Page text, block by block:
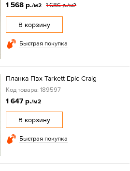
1 568 р./м2 1 686 р./м2
В корзину
Быстрая покупка
Планка Пвх Tarkett Epic Craig
Код товара: 189597
1 647 р./м2
В корзину
Быстрая покупка